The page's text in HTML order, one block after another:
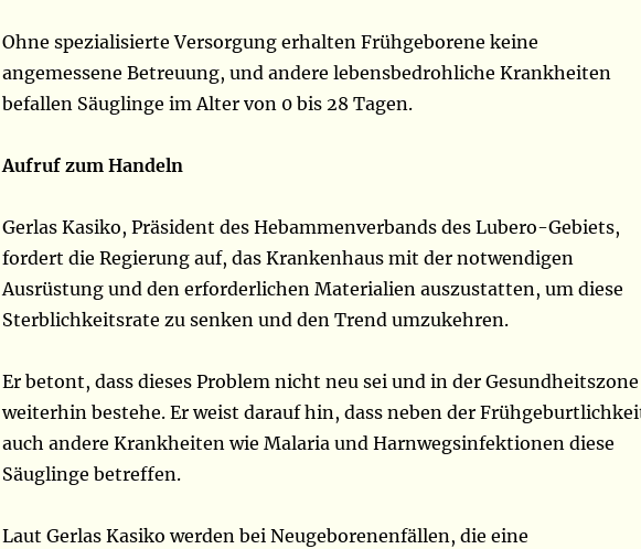
Ohne spezialisierte Versorgung erhalten Frühgeborene keine
angemessene Betreuung, und andere lebensbedrohliche Krankheiten
befallen Säuglinge im Alter von 0 bis 28 Tagen.
Aufruf zum Handeln
Gerlas Kasiko, Präsident des Hebammenverbands des Lubero-Gebiets,
fordert die Regierung auf, das Krankenhaus mit der notwendigen
Ausrüstung und den erforderlichen Materialien auszustatten, um diese
Sterblichkeitsrate zu senken und den Trend umzukehren.
Er betont, dass dieses Problem nicht neu sei und in der Gesundheitszone
weiterhin bestehe. Er weist darauf hin, dass neben der
auch andere Krankheiten wie Malaria und Harnwegsinfektionen diese
Säuglinge betreffen.
Laut Gerlas Kasiko werden bei Neugeborenenfällen, die eine